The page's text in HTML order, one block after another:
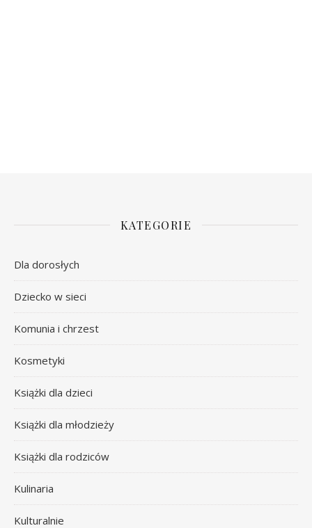
KATEGORIE
Dla dorosłych
Dziecko w sieci
Komunia i chrzest
Kosmetyki
Książki dla dzieci
Książki dla młodzieży
Książki dla rodziców
Kulinaria
Kulturalnie